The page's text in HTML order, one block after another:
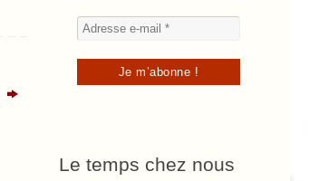
Le temps chez nous